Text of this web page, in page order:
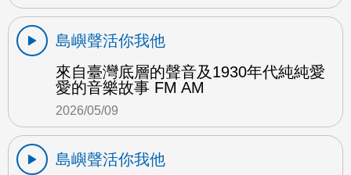
島嶼聲活你我他
來自臺灣底層的聲音及1930年代純純愛
愛的音樂故事 FM AM
2026/05/09
島嶼聲活你我他